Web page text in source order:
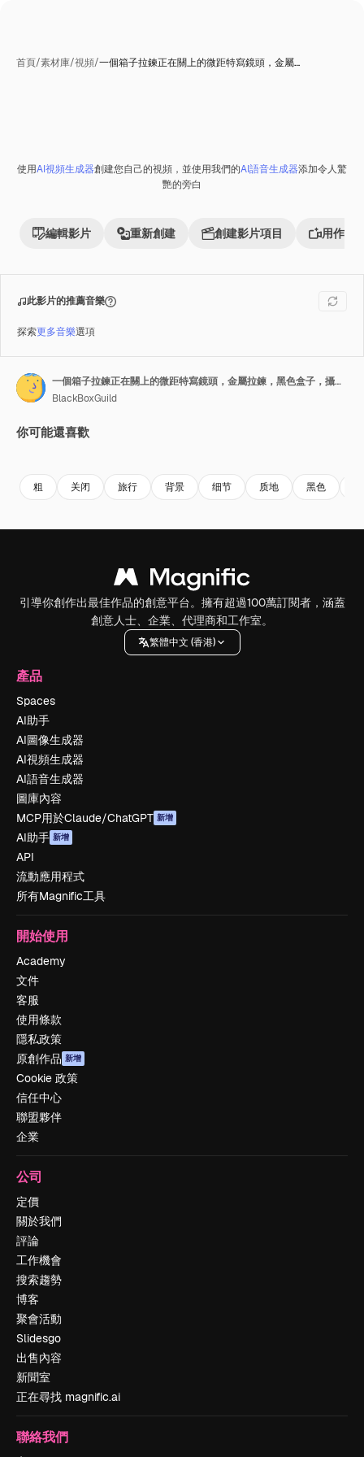
首頁/素材庫/視頻/一個箱子拉鍊正在關上的微距特寫鏡頭，金屬…
Premium
使用AI視頻生成器創建您自己的視頻，並使用我們的AI語音生成器添加令人驚
艷的旁白
編輯影片 重新創建 創建影片項目 用作參
此影片的推薦音樂
探索更多音樂選項
一個箱子拉鍊正在關上的微距特寫鏡頭，金屬拉鍊，黑色盒子，攝影器材，專業攝影棚燈光，靜態4K影片。
BlackBoxGuild
你可能還喜歡
粗 关闭 旅行 背景 细节 质地 黑色
引導你創作出最佳作品的創意平台。擁有超過100萬訂閱者，涵蓋
創意人士、企業、代理商和工作室。
繁體中文 (香港)
產品
Spaces
AI助手
AI圖像生成器
AI視頻生成器
AI語音生成器
圖庫內容
MCP用於Claude/ChatGPT 新增
AI助手 新增
API
流動應用程式
所有Magnific工具
開始使用
Academy
文件
客服
使用條款
隱私政策
原創作品 新增
Cookie 政策
信任中心
聯盟夥伴
企業
公司
定價
關於我們
評論
工作機會
搜索趨勢
博客
聚會活動
Slidesgo
出售內容
新聞室
正在尋找 magnific.ai
聯絡我們